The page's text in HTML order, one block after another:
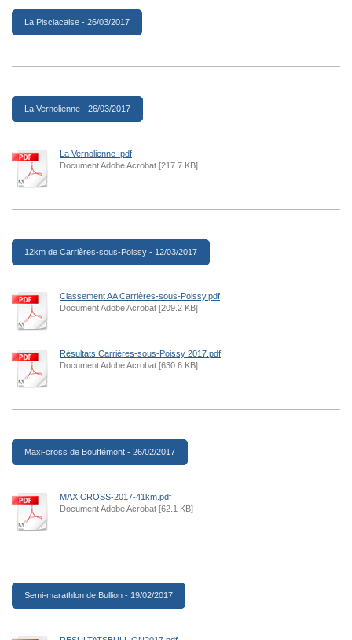
La Pisciacaise - 26/03/2017
La Vernolienne - 26/03/2017
La Vernolienne .pdf
Document Adobe Acrobat [217.7 KB]
12km de Carrières-sous-Poissy - 12/03/2017
Classement AA Carrières-sous-Poissy.pdf
Document Adobe Acrobat [209.2 KB]
Résultats Carrières-sous-Poissy 2017.pdf
Document Adobe Acrobat [630.6 KB]
Maxi-cross de Bouffémont - 26/02/2017
MAXICROSS-2017-41km.pdf
Document Adobe Acrobat [62.1 KB]
Semi-marathlon de Bullion - 19/02/2017